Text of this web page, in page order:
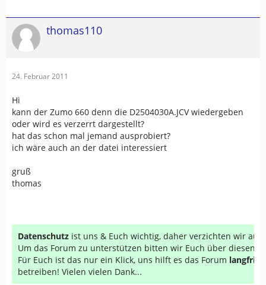
thomas110
24. Februar 2011
Hi
kann der Zumo 660 denn die D2504030A.JCV wiedergeben
oder wird es verzerrt dargestellt?
hat das schon mal jemand ausprobiert?
ich wäre auch an der datei interessiert
gruß
thomas
Datenschutz ist uns & Euch wichtig, daher verzichten wir auf
Um das Forum zu unterstützen bitten wir Euch über diesen
Für Euch ist das nur ein Klick, uns hilft es das Forum
betreiben! Vielen vielen Dank...